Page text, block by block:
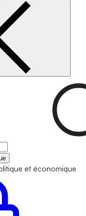
et économique